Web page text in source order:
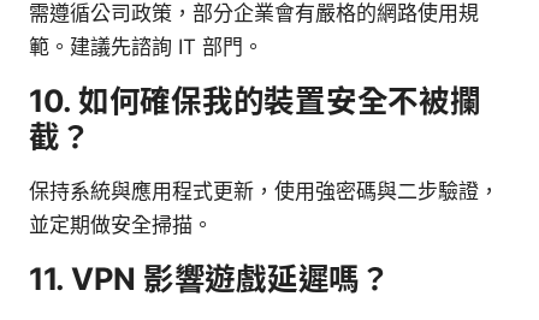
需遵循公司政策，部分企業會有嚴格的網路使用規
範。建議先諮詢 IT 部門。
10. 如何確保我的裝置安全不被攔
截？
保持系統與應用程式更新，使用強密碼與二步驗證，
並定期做安全掃描。
11. VPN 影響遊戲延遲嗎？